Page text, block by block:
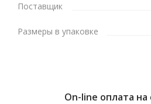
Поставщик
Размеры в упаковке
On-line оплата на